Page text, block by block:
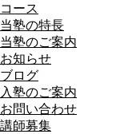
コース
当塾の特長
当塾のご案内
お知らせ
ブログ
入塾のご案内
お問い合わせ
講師募集